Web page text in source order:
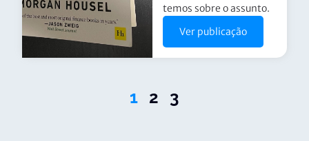
temos sobre o assunto.
Ver publicação
1 2 3